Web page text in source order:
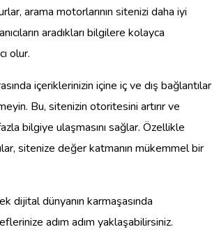
arama motorlarının sitenizi daha iyi
aradıkları bilgilere kolayca
olur.
içeriklerinizin içine iç ve dış bağlantılar
Bu, sitenizin otoritesini artırır ve
bilgiye ulaşmasını sağlar. Özellikle
sitenize değer katmanın mükemmel bir
dijital dünyanın karmaşasında
adım adım yaklaşabilirsiniz.